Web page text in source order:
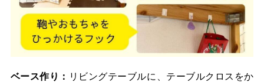
ベース作り： リビングテーブルに、テーブルクロスをか